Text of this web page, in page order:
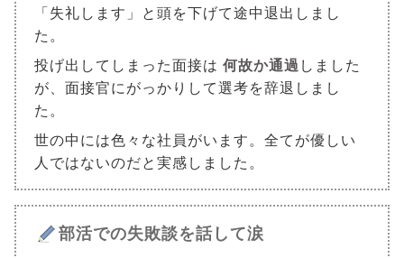
「失礼します」と頭を下げて途中退出しまし
た。
投げ出してしまった面接は 何故か通過 しました
が、面接官にがっかりして選考を辞退しまし
た。
世の中には色々な社員がいます。全てが優しい
人ではないのだと実感しました。
部活での失敗談を話して涙